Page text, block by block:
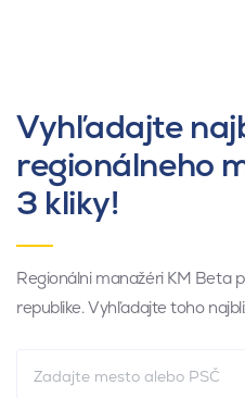
Vyhľadajte
regionálneho
3 kliky!
Regionálni manažéri KM Beta
republike. Vyhľadajte toho